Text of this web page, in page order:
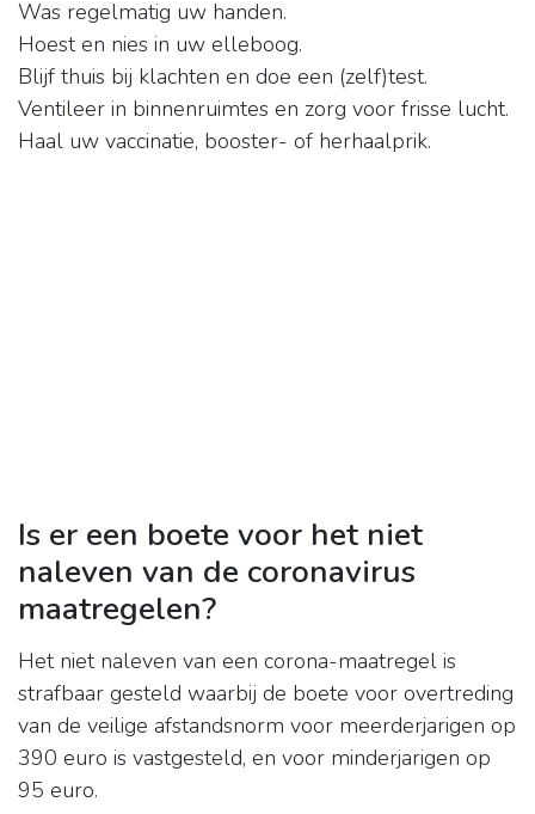
Was regelmatig uw handen.
Hoest en nies in uw elleboog.
Blijf thuis bij klachten en doe een (zelf)test.
Ventileer in binnenruimtes en zorg voor frisse lucht.
Haal uw vaccinatie, booster- of herhaalprik.
Is er een boete voor het niet
naleven van de coronavirus
maatregelen?
Het niet naleven van een corona-maatregel is
strafbaar gesteld waarbij de boete voor overtreding
van de veilige afstandsnorm voor meerderjarigen op
390 euro is vastgesteld, en voor minderjarigen op
95 euro.